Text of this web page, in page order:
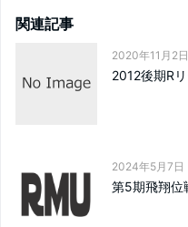
関連記事
2020年11月2日
2012後期R
2024年5月7日
第5期飛翔位